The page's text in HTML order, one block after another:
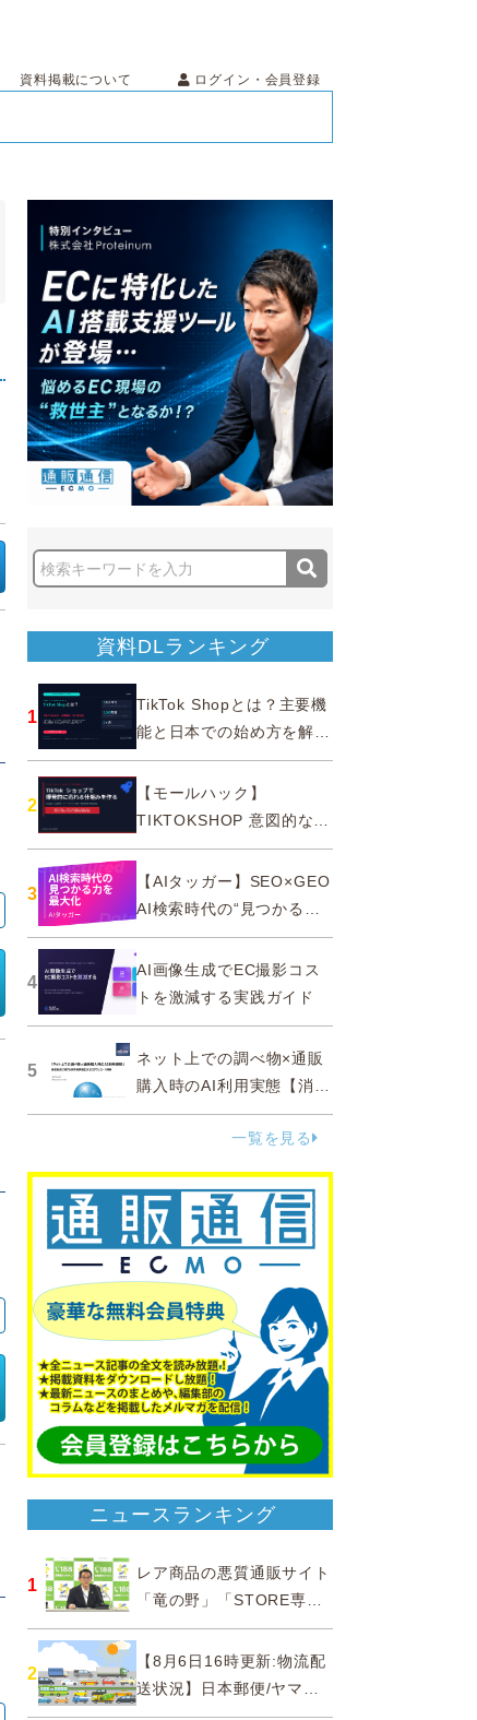
資料掲載について ログイン・会員登録
資料DLランキング
1
TikTok Shopとは？主要機
能と日本での始め方を解説
｜公式認定パートナー
2
【モールハック】
TIKTOKSHOP 意図的なバ
ズを生む法則
3
【AIタッガー】SEO×GEO
AI検索時代の“見つかる
力”を最大化
4
AI画像生成でEC撮影コス
トを激減する実践ガイド
5
ネット上での調べ物×通販
購入時のAI利用実態【消費
者調査 2025】
一覧を見る
ニュースランキング
1
レア商品の悪質通販サイト
「竜の野」「STORE専門
ショップ」などに注意…消
費者庁
2
【8月6日16時更新:物流配
送状況】日本郵便/ヤマト
運輸/佐川急便/西濃運輸/福